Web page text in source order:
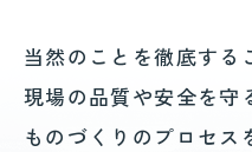
当然のことを徹底する
現場の品質や安全を守
ものづくりのプロセス